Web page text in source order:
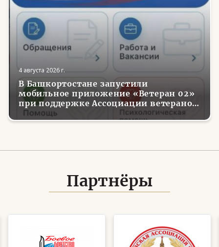
4 августа 2026 г.
В Башкортостане запустили
мобильное приложение «Ветеран 02»
при поддержке Ассоциации ветеранов
СВО
Партнёры